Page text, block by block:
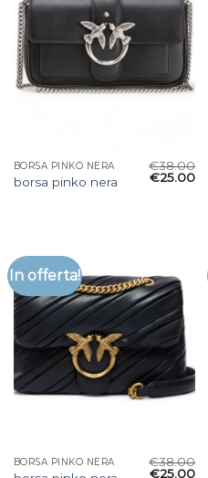
BORSA PINKO NERA
borsa pinko nera
€38.00
€25.00
In offerta!
BORSA PINKO NERA €38.00
€25.00